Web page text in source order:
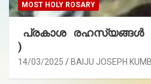
MOST HOLY ROSARY
പ്രകാശ രഹസ്യങ്ങൾ
)
14/03/2025 BAIJU JOSEPH